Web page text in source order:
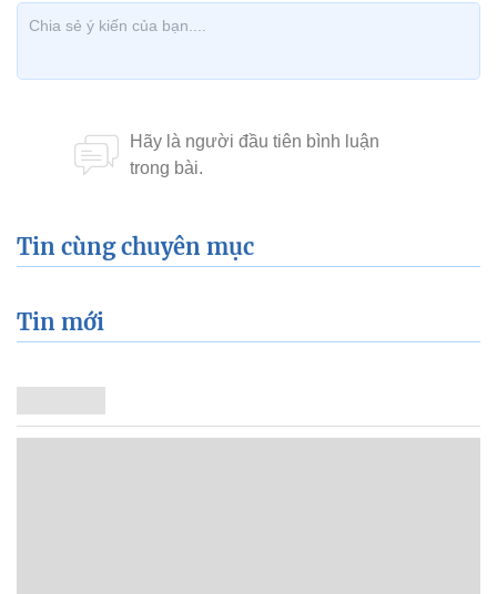
Tin cùng chuyên mục
Tin mới